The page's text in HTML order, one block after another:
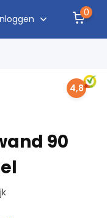
0
4,8
90